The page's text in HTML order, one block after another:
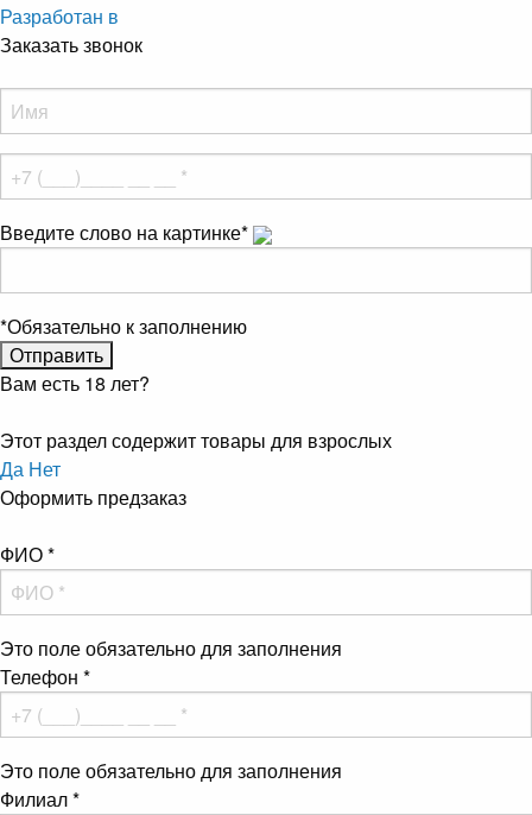
Разработан в
Заказать звонок
Введите слово на картинке*
*Обязательно к заполнению
Вам есть 18 лет?
Этот раздел содержит товары для взрослых
Да Нет
Оформить предзаказ
ФИО*
Это поле обязательно для заполнения
Телефон *
Это поле обязательно для заполнения
Филиал*